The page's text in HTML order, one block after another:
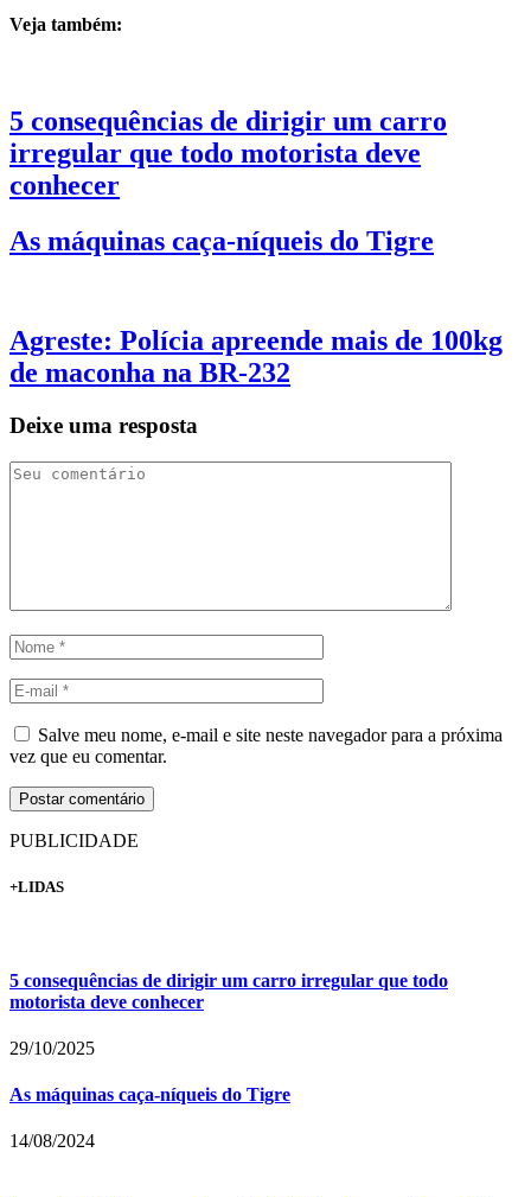
Veja também:
5 consequências de dirigir um carro
irregular que todo motorista deve
conhecer
As máquinas caça-níqueis do Tigre
Agreste: Polícia apreende mais de 100kg
de maconha na BR-232
Deixe uma resposta
Salve meu nome, e-mail e site neste navegador para a próxima
vez que eu comentar.
PUBLICIDADE
+LIDAS
5 consequências de dirigir um carro irregular que todo
motorista deve conhecer
29/10/2025
As máquinas caça-níqueis do Tigre
14/08/2024